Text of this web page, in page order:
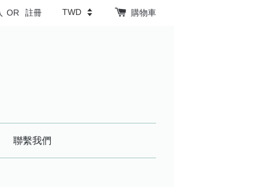
OR 註冊 購物車
聯繫我們